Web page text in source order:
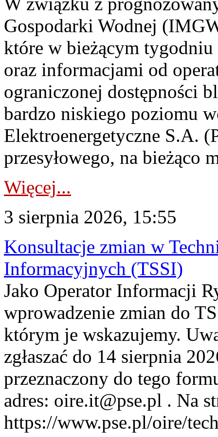
Gospodarki Wodnej
które w bieżącym tygodniu
oraz informacjami od
ograniczonej dostępności
bardzo niskiego poziomu
Elektroenergetyczne S.A.
przesyłowego, na bieżąco
Więcej...
3 sierpnia 2026, 15:55
Konsultacje zmian w
Informacyjnych (TSSI)
Jako Operator Informacji
wprowadzenie zmian do
którym je wskazujemy.
zgłaszać do 14 sierpnia
przeznaczony do tego
adres: oire.it@pse.pl . Na
https://www.pse.pl/oire/